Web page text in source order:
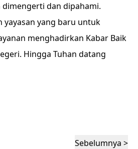
dimengerti dan dipahami.
yayasan yang baru untuk
menghadirkan Kabar Baik
Hingga Tuhan datang
Sebelumnya >